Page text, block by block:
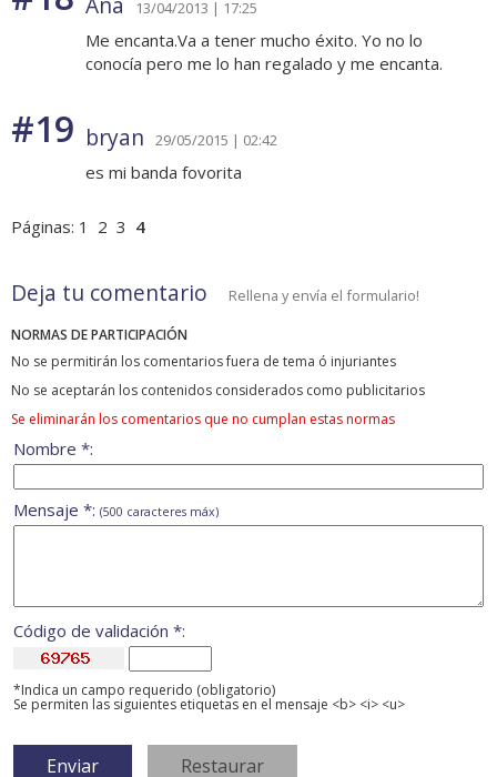
13/04/2013 | 17:25
Me encanta.Va a tener mucho éxito. Yo no lo
conocía pero me lo han regalado y me encanta.
#19 bryan 29/05/2015 | 02:42
es mi banda fovorita
Páginas: 1 2 3 4
Deja tu comentario Rellena y envía el formulario!
NORMAS DE PARTICIPACIÓN
No se permitirán los comentarios fuera de tema ó injuriantes
No se aceptarán los contenidos considerados como publicitarios
Se eliminarán los comentarios que no cumplan estas normas
Nombre *:
Mensaje *: (500 caracteres máx)
Código de validación *:
*Indica un campo requerido (obligatorio)
Se permiten las siguientes etiquetas en el mensaje <b> <i> <u>